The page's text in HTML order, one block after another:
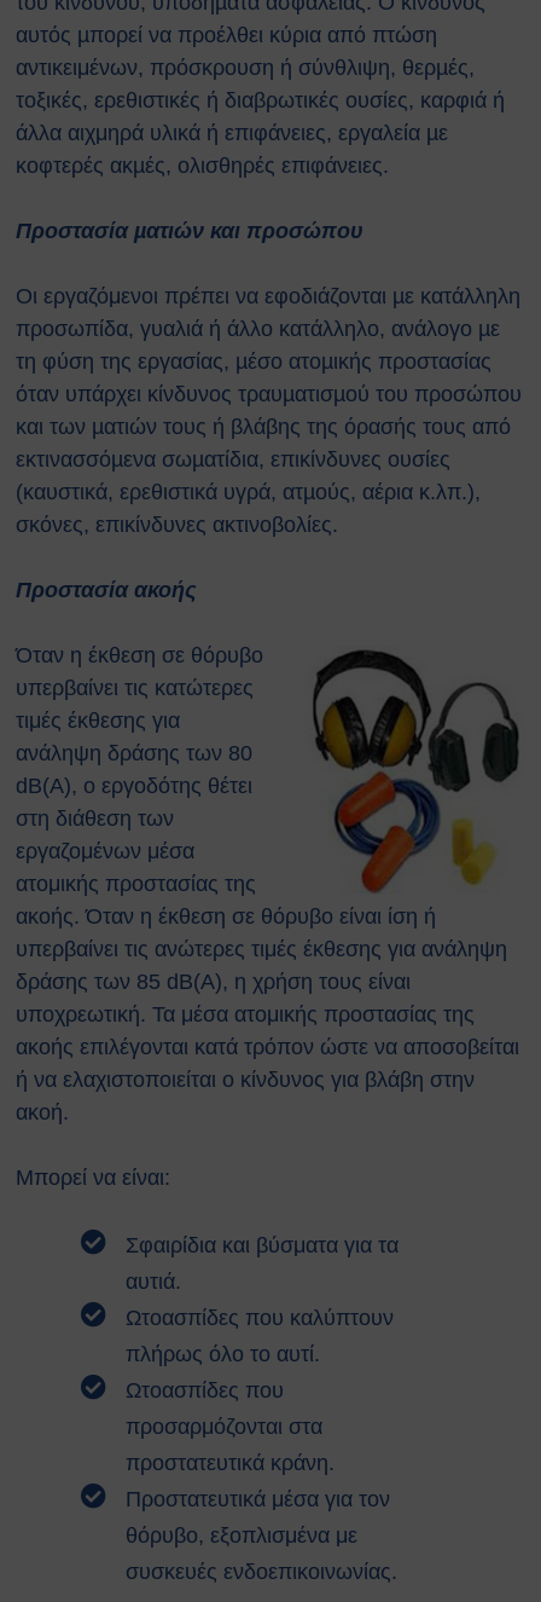
αυτός µπορεί να προέλθει κύρια από πτώση
αντικειμένων, πρόσκρουση ή σύνθλιψη, θερµές,
τοξικές, ερεθιστικές ή διαβρωτικές ουσίες, καρφιά ή
άλλα αιχμηρά υλικά ή επιφάνειες, εργαλεία µε
κοφτερές ακµές, ολισθηρές επιφάνειες.
Προστασία µατιών και προσώπου
Οι εργαζόμενοι πρέπει να εφοδιάζονται µε κατάλληλη
προσωπίδα, γυαλιά ή άλλο κατάλληλο, ανάλογο µε
τη φύση της εργασίας, µέσο ατοµικής προστασίας
όταν υπάρχει κίνδυνος τραυµατισµού του προσώπου
και των µατιών τους ή βλάβης της όρασής τους από
εκτινασσόµενα σωµατίδια, επικίνδυνες ουσίες
(καυστικά, ερεθιστικά υγρά, ατµούς, αέρια κ.λπ.),
σκόνες, επικίνδυνες ακτινοβολίες.
Προστασία ακοής
Όταν η έκθεση σε θόρυβο
υπερβαίνει τις κατώτερες
τιμές έκθεσης για
ανάληψη δράσης των 80
dB(A), ο εργοδότης θέτει
στη διάθεση των
εργαζομένων μέσα
ατομικής προστασίας της
ακοής. Όταν η έκθεση σε θόρυβο είναι ίση ή
υπερβαίνει τις ανώτερες τιμές έκθεσης για ανάληψη
δράσης των 85 dB(A), η χρήση τους είναι
υποχρεωτική. Τα μέσα ατομικής προστασίας της
ακοής επιλέγονται κατά τρόπον ώστε να αποσοβείται
ή να ελαχιστοποιείται ο κίνδυνος για βλάβη στην
ακοή.
Μπορεί να είναι:
Σφαιρίδια και βύσματα για τα
αυτιά.
Ωτοασπίδες που καλύπτουν
πλήρως όλο το αυτί.
Ωτοασπίδες που
προσαρμόζονται στα
προστατευτικά κράνη.
Προστατευτικά μέσα για τον
θόρυβο, εξοπλισμένα με
συσκευές ενδοεπικοινωνίας.